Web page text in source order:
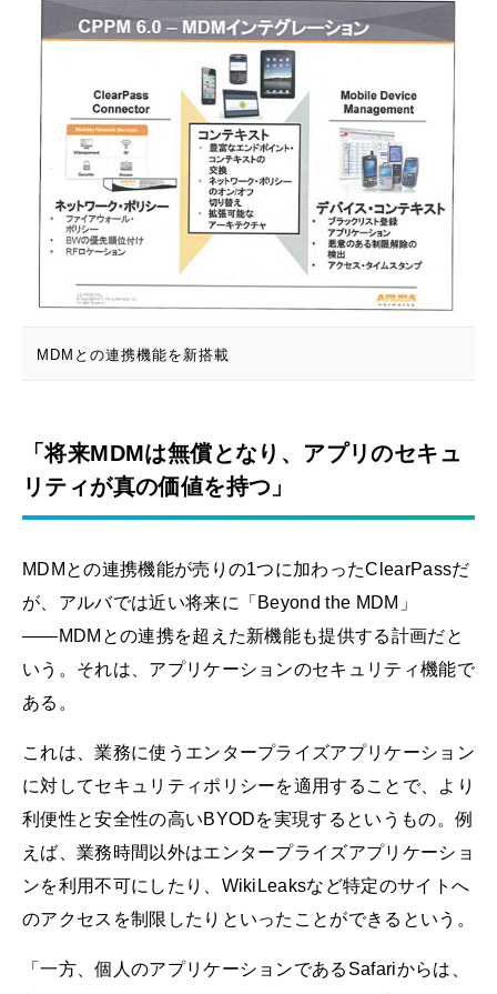
MDMとの連携機能を新搭載
「将来MDMは無償となり、アプリのセキュ
リティが真の価値を持つ」
MDMとの連携機能が売りの1つに加わったClearPassだ
が、アルバでは近い将来に「Beyond the MDM」
――MDMとの連携を超えた新機能も提供する計画だと
いう。それは、アプリケーションのセキュリティ機能で
ある。
これは、業務に使うエンタープライズアプリケーション
に対してセキュリティポリシーを適用することで、より
利便性と安全性の高いBYODを実現するというもの。例
えば、業務時間以外はエンタープライズアプリケーショ
ンを利用不可にしたり、WikiLeaksなど特定のサイトへ
のアクセスを制限したりといったことができるという。
「一方、個人のアプリケーションであるSafariからは、